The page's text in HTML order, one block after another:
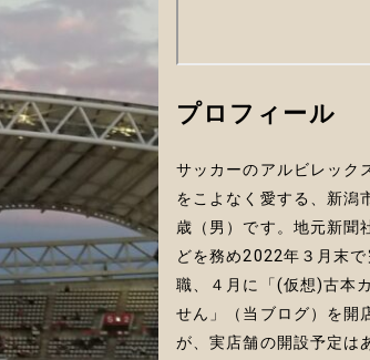
プロフィール
サッカーのアルビレック
をこよなく愛する、新潟
歳（男）です。地元新聞
どを務め2022年３月末で
職、４月に「(仮想)古本
せん」（当ブログ）を開
が、実店舗の開設予定は